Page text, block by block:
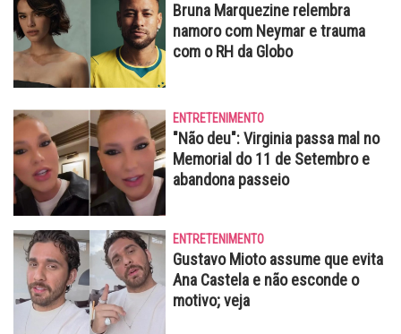
Bruna Marquezine relembra
namoro com Neymar e trauma
com o RH da Globo
ENTRETENIMENTO
"Não deu": Virginia passa mal no
Memorial do 11 de Setembro e
abandona passeio
ENTRETENIMENTO
Gustavo Mioto assume que evita
Ana Castela e não esconde o
motivo; veja